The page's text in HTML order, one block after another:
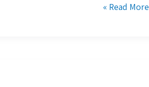
Read More »